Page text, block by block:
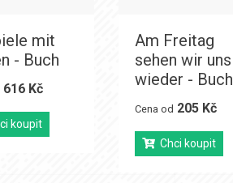
mit
- Buch
616 Kč
koupit
Am Freitag
sehen wir uns
wieder - Buch
Cena od 205 Kč
Chci koupit